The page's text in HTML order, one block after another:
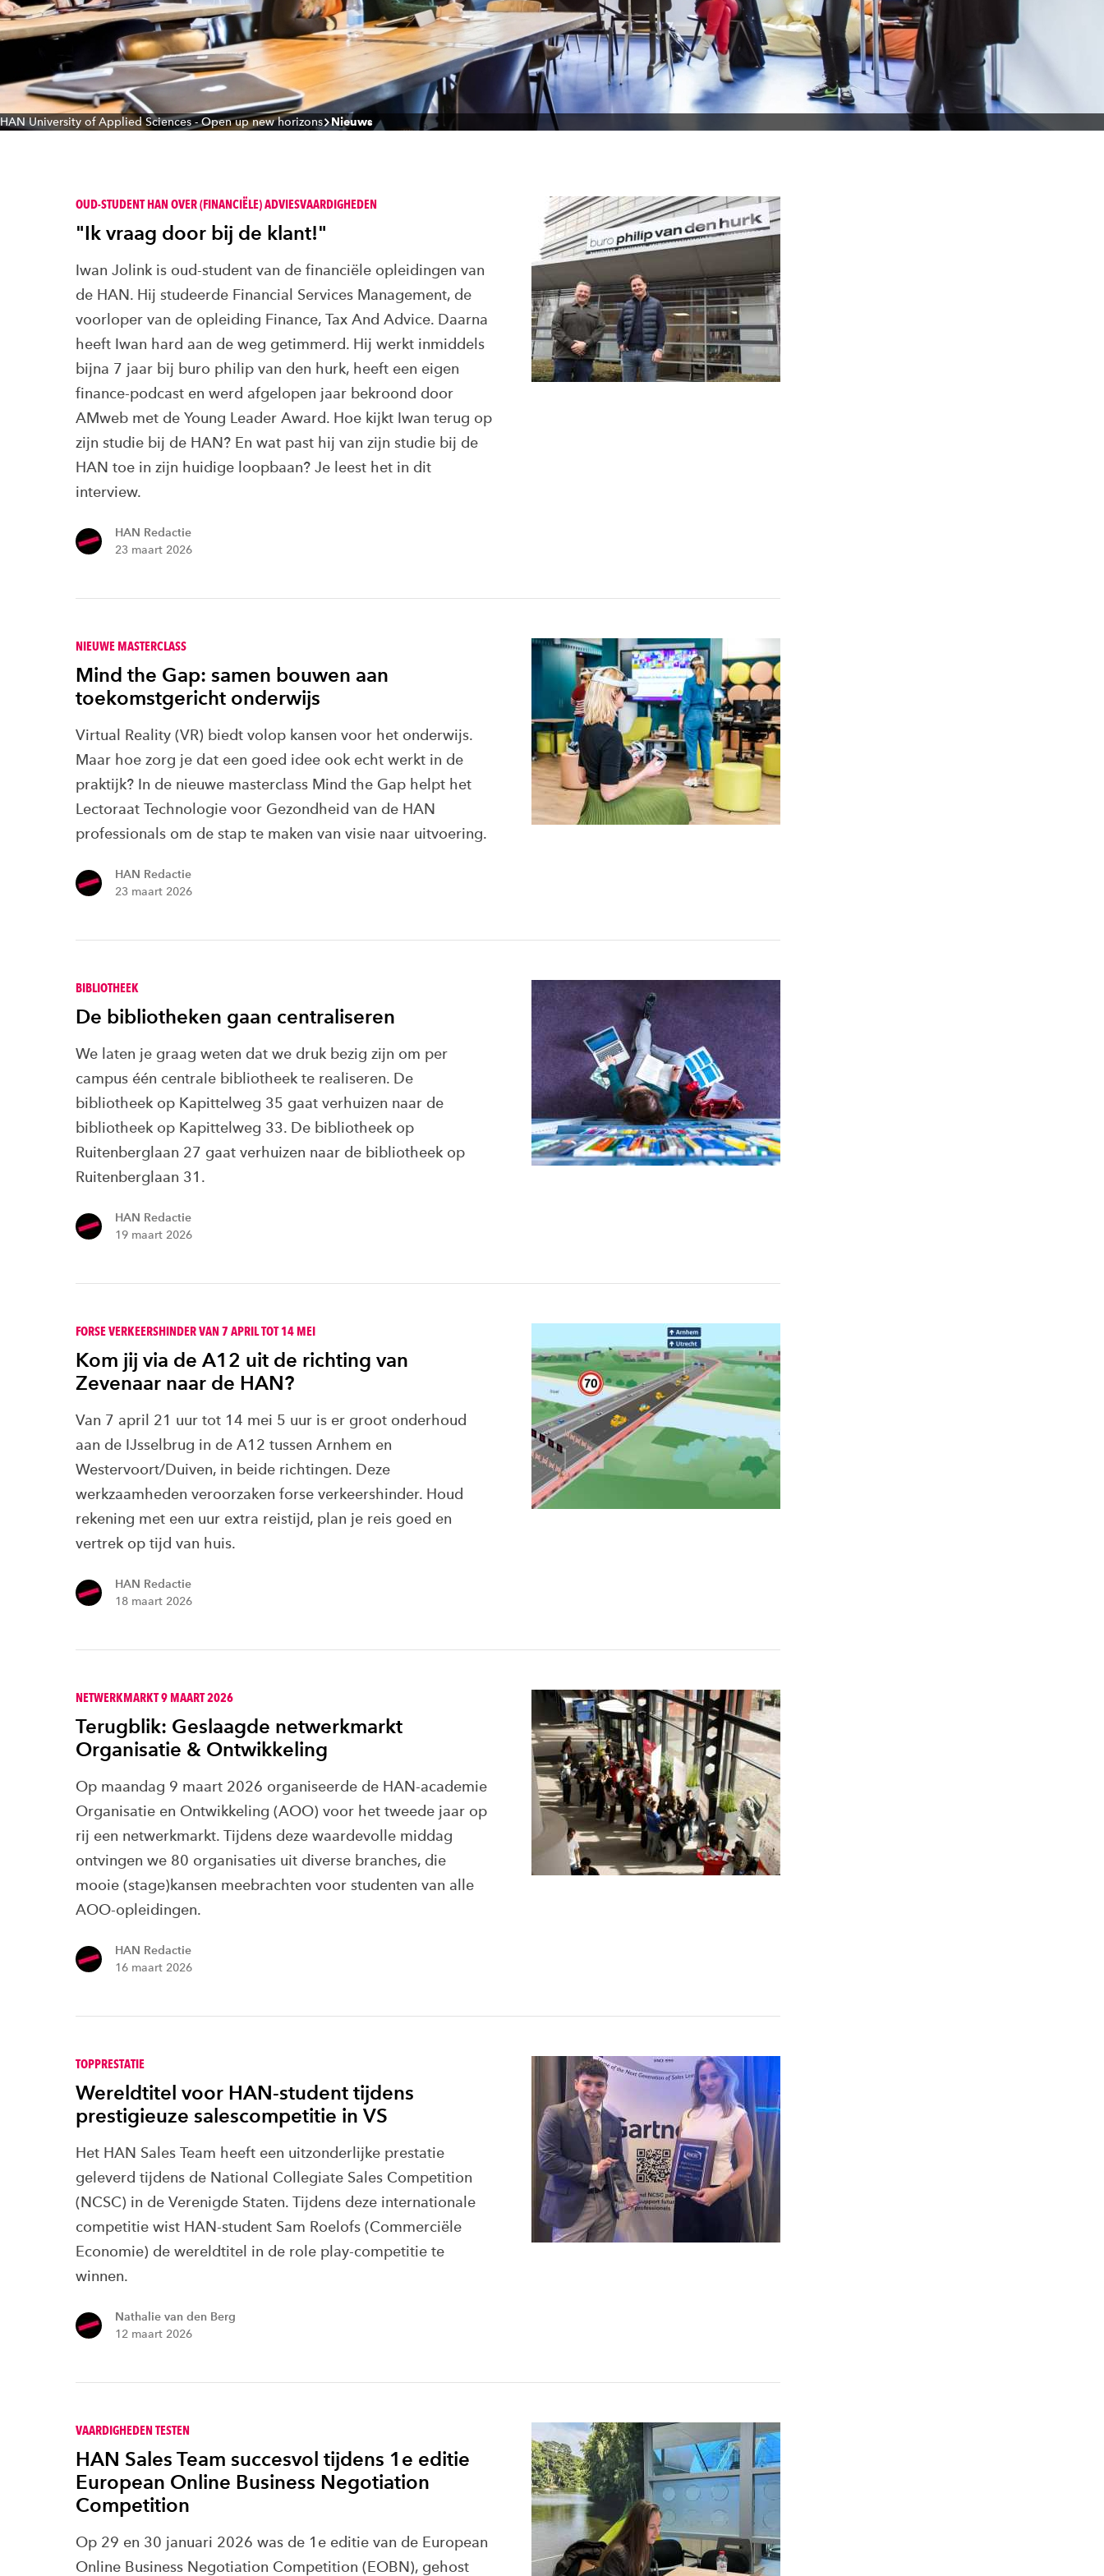
HAN University of Applied Sciences - Open up new horizons Nieuws
OUD-STUDENT HAN OVER (FINANCIËLE) ADVIESVAARDIGHEDEN
"Ik vraag door bij de klant!"
Iwan Jolink is oud-student van de financiële opleidingen van
de HAN. Hij studeerde Financial Services Management, de
voorloper van de opleiding Finance, Tax And Advice. Daarna
heeft Iwan hard aan de weg getimmerd. Hij werkt inmiddels
bijna 7 jaar bij buro philip van den hurk, heeft een eigen
finance-podcast en werd afgelopen jaar bekroond door
AMweb met de Young Leader Award. Hoe kijkt Iwan terug op
zijn studie bij de HAN? En wat past hij van zijn studie bij de
HAN toe in zijn huidige loopbaan? Je leest het in dit
interview.
HAN Redactie
23 maart 2026
NIEUWE MASTERCLASS
Mind the Gap: samen bouwen aan
toekomstgericht onderwijs
Virtual Reality (VR) biedt volop kansen voor het onderwijs.
Maar hoe zorg je dat een goed idee ook echt werkt in de
praktijk? In de nieuwe masterclass Mind the Gap helpt het
Lectoraat Technologie voor Gezondheid van de HAN
professionals om de stap te maken van visie naar uitvoering.
HAN Redactie
23 maart 2026
BIBLIOTHEEK
De bibliotheken gaan centraliseren
We laten je graag weten dat we druk bezig zijn om per
campus één centrale bibliotheek te realiseren. De
bibliotheek op Kapittelweg 35 gaat verhuizen naar de
bibliotheek op Kapittelweg 33. De bibliotheek op
Ruitenberglaan 27 gaat verhuizen naar de bibliotheek op
Ruitenberglaan 31.
HAN Redactie
19 maart 2026
FORSE VERKEERSHINDER VAN 7 APRIL TOT 14 MEI
Kom jij via de A12 uit de richting van
Zevenaar naar de HAN?
Van 7 april 21 uur tot 14 mei 5 uur is er groot onderhoud
aan de IJsselbrug in de A12 tussen Arnhem en
Westervoort/Duiven, in beide richtingen. Deze
werkzaamheden veroorzaken forse verkeershinder. Houd
rekening met een uur extra reistijd, plan je reis goed en
vertrek op tijd van huis.
HAN Redactie
18 maart 2026
NETWERKMARKT 9 MAART 2026
Terugblik: Geslaagde netwerkmarkt
Organisatie & Ontwikkeling
Op maandag 9 maart 2026 organiseerde de HAN-academie
Organisatie en Ontwikkeling (AOO) voor het tweede jaar op
rij een netwerkmarkt. Tijdens deze waardevolle middag
ontvingen we 80 organisaties uit diverse branches, die
mooie (stage)kansen meebrachten voor studenten van alle
AOO-opleidingen.
HAN Redactie
16 maart 2026
TOPPRESTATIE
Wereldtitel voor HAN-student tijdens
prestigieuze salescompetitie in VS
Het HAN Sales Team heeft een uitzonderlijke prestatie
geleverd tijdens de National Collegiate Sales Competition
(NCSC) in de Verenigde Staten. Tijdens deze internationale
competitie wist HAN-student Sam Roelofs (Commerciële
Economie) de wereldtitel in de role play-competitie te
winnen.
Nathalie van den Berg
12 maart 2026
VAARDIGHEDEN TESTEN
HAN Sales Team succesvol tijdens 1e editie
European Online Business Negotiation
Competition
Op 29 en 30 januari 2026 was de 1e editie van de European
Online Business Negotiation Competition (EOBN), gehost